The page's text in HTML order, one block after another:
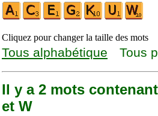
Cliquez pour changer la taille des mots
Tous alphabétique Tous
Il y a 2 mots
et W